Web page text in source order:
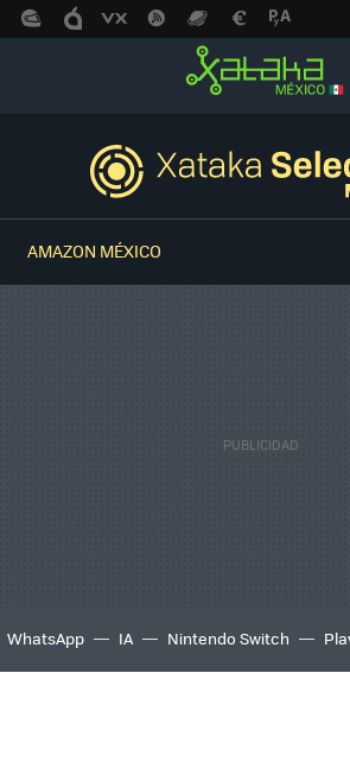
AMAZON MÉXICO
WhatsApp IA Nintendo Switch